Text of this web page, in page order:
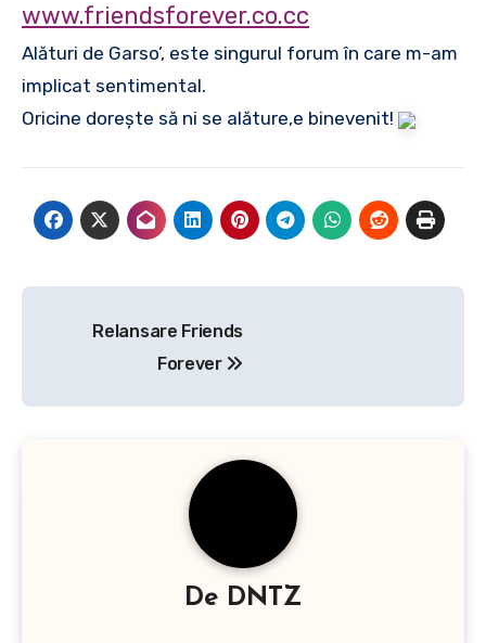
www.friendsforever.co.cc
Alături de Garso’, este singurul forum în care m-am
implicat sentimental.
Oricine doreşte să ni se alăture,e binevenit!
articole
Relansare Friends
Forever
De DNTZ